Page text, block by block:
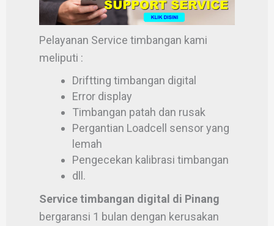
Pelayanan Service timbangan kami
meliputi :
Driftting timbangan digital
Error display
Timbangan patah dan rusak
Pergantian Loadcell sensor yang
lemah
Pengecekan kalibrasi timbangan
dll.
Service timbangan digital di Pinang
bergaransi 1 bulan dengan kerusakan